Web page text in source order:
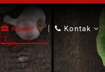
Karier Kontak